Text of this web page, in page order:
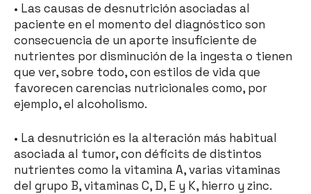
• Las causas de desnutrición asociadas al
paciente en el momento del diagnóstico son
consecuencia de un aporte insuficiente de
nutrientes por disminución de la ingesta o tienen
que ver, sobre todo, con estilos de vida que
favorecen carencias nutricionales como, por
ejemplo, el alcoholismo.
• La desnutrición es la alteración más habitual
asociada al tumor, con déficits de distintos
nutrientes como la vitamina A, varias vitaminas
del grupo B, vitaminas C, D, E y K, hierro y zinc.